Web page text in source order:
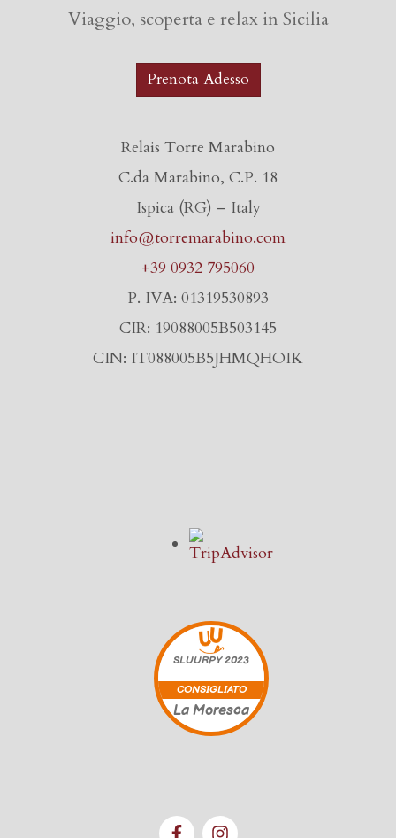
Viaggio, scoperta e relax in Sicilia
Prenota Adesso
Relais Torre Marabino
C.da Marabino, C.P. 18
Ispica (RG) – Italy
info@torremarabino.com
+39 0932 795060
P. IVA: 01319530893
CIR: 19088005B503145
CIN: IT088005B5JHMQHOIK
SLUURPY2023
CONSIGLIATO
La Moresca